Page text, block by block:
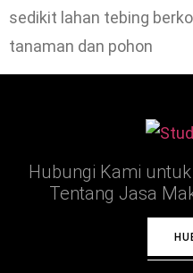
sedikit lahan tebing
tanaman dan pohon
Hubungi Kami
Tentang Jasa